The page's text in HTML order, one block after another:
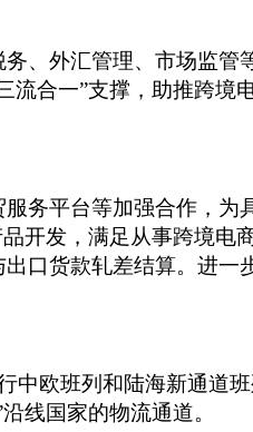
、外汇管理、市场监管
流合一”支撑，助推跨境
务平台等加强合作，为
开发，满足从事跨境电
口货款轧差结算。进一
中欧班列和陆海新通道
线国家的物流通道。